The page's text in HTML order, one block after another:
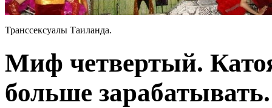
Транссексуалы Таиланда.
Миф четвертый.
больше зарабатывать.